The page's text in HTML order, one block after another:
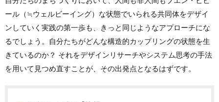
ール（≒ウェルビーイング）な状態でいられる共同体をデザイ
ンしていく実践の第一歩も、きっと同じようなアプローチにな
るでしょう。自分たちがどんな構造的カップリングの状態を生
きているのか？ それをデザインリサーチやシステム思考の手法
を用いて見つめ直すことが、その出発点となるはずです。